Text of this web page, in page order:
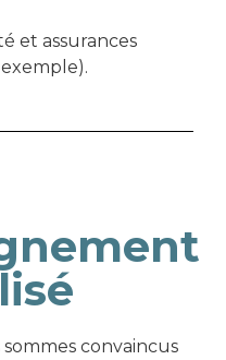
et assurances
sommes convaincus